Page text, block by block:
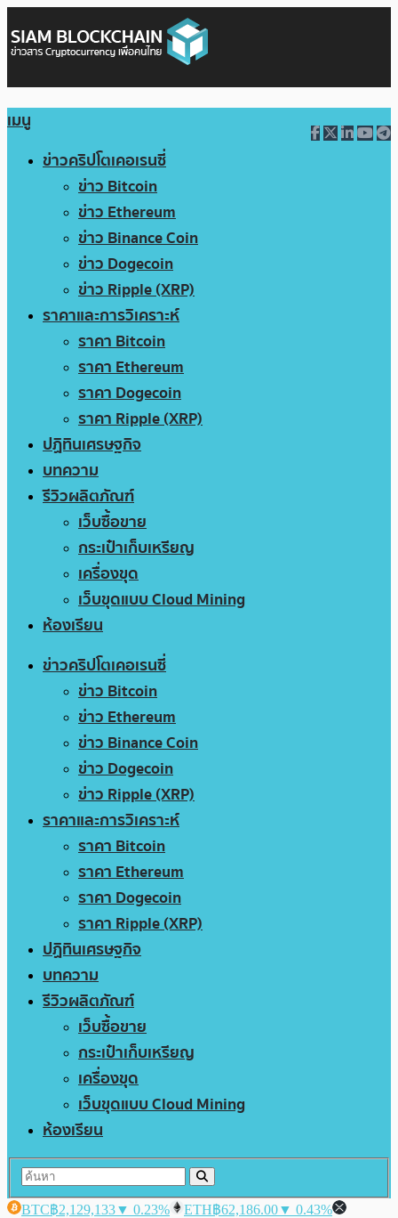
เมนู
ข่าวคริปโตเคอเรนซี่
ข่าว Bitcoin
ข่าว Ethereum
ข่าว Binance Coin
ข่าว Dogecoin
ข่าว Ripple (XRP)
ราคาและการวิเคราะห์
ราคา Bitcoin
ราคา Ethereum
ราคา Dogecoin
ราคา Ripple (XRP)
ปฏิทินเศรษฐกิจ
บทความ
รีวิวผลิตภัณฑ์
เว็บซื้อขาย
กระเป๋าเก็บเหรียญ
เครื่องขุด
เว็บขุดแบบ Cloud Mining
ห้องเรียน
ข่าวคริปโตเคอเรนซี่
ข่าว Bitcoin
ข่าว Ethereum
ข่าว Binance Coin
ข่าว Dogecoin
ข่าว Ripple (XRP)
ราคาและการวิเคราะห์
ราคา Bitcoin
ราคา Ethereum
ราคา Dogecoin
ราคา Ripple (XRP)
ปฏิทินเศรษฐกิจ
บทความ
รีวิวผลิตภัณฑ์
เว็บซื้อขาย
กระเป๋าเก็บเหรียญ
เครื่องขุด
เว็บขุดแบบ Cloud Mining
ห้องเรียน
BTC฿2,129,133▼ 0.23% ETH฿62,186.00▼ 0.43%